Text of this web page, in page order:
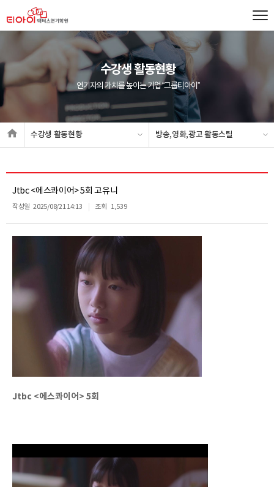
수강생 활동현황
연기자의 가치를 높이는 기업 “그룹티아이”
수강생 활동현황 방송,영화,광고 활동스틸
Jtbc <에스콰이어> 5회 고유니
작성일 2025/08/21 14:13 조회 1,539
Jtbc <에스콰이어> 5회